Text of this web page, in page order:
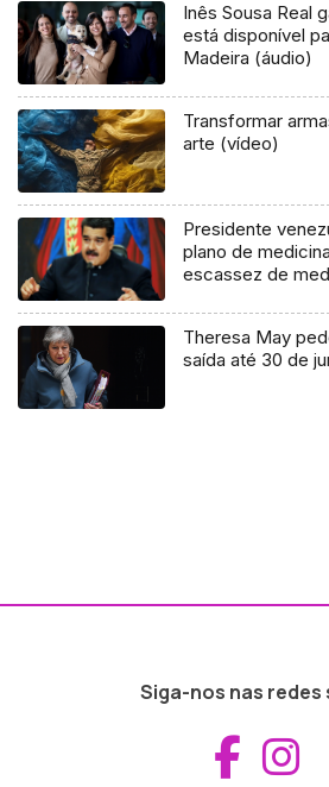
Inês Sousa Real
está disponível
Madeira (áudio)
Transformar
arte (vídeo)
Presidente
plano de
escassez de
Theresa May
saída até 30 de
Siga-nos nas redes